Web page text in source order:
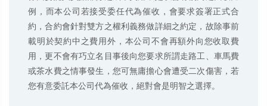
例，而本公司若接受委任代為催收，會要求簽署正式合
約，合約會針對雙方之權利義務做詳細之約定，故除事前
載明於契約中之費用外，本公司不會再額外向您收取費
用，更不會有巧立名目事後向您要求所謂走路工、車馬費
或茶水費之情事發生，您可無庸擔心會遭受二次傷害，若
您有意委託本公司代為催收，絕對會是明智之選擇。